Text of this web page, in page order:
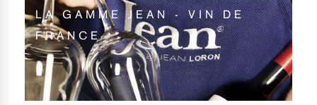
LA GAMME JEAN - VIN DE
FRANCE